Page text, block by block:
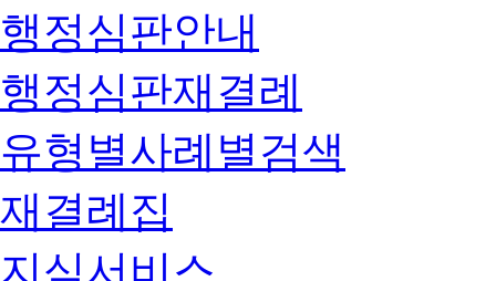
행정심판안내
행정심판재결례
유형별사례별검색
재결례집
지식서비스